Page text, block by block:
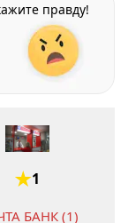
правду!
1
БАНК (1)